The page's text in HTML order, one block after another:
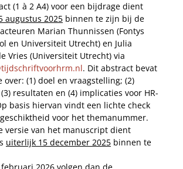
(1 à 2 A4) voor een bijdrage dient
augustus 2025 binnen te zijn bij de
Marian Thunnissen (Fontys
en Universiteit Utrecht) en Julia
Vries (Universiteit Utrecht) via
. Dit abstract bevat
over: (1) doel en vraagstelling; (2)
resultaten en (4) implicaties voor HR-
basis hiervan vindt een lichte check
voor het themanummer.
versie van het manuscript dient
uiterlijk 15 december 2025 binnen te